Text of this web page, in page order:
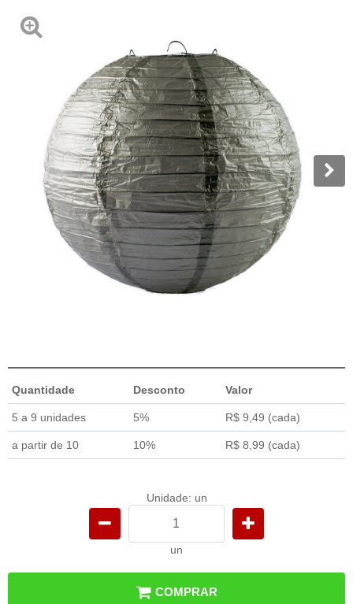
Quantidade Desconto Valor
5 a 9 unidades 5% R$ 9,49 (cada)
a partir de 10 10% R$ 8,99 (cada)
Unidade: un
un
COMPRAR